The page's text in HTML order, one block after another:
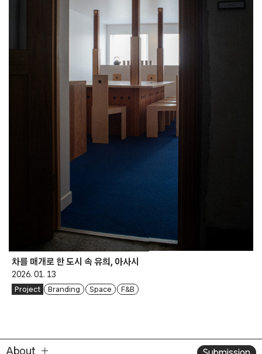
차를 매개로 한 도시 속 유희, 아사시
2026. 01. 13
Project Branding Space F&B
About Submission